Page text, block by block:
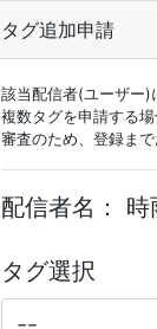
タグ追加申請
該当配信者(ユーザー)
複数タグを申請する
審査のため、登録ま
配信者名：
タグ選択